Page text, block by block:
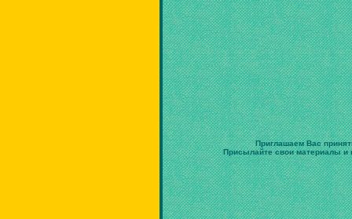
Приглашаем Вас
Присылайте свои материалы и